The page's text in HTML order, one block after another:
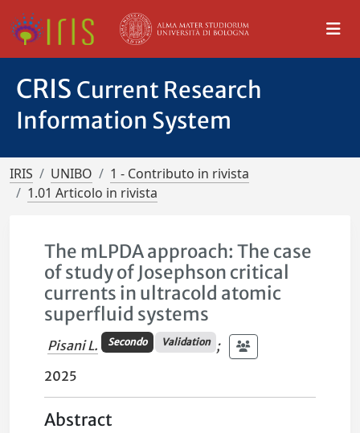
CRIS Current Research
Information System
IRIS UNIBO
1 - Contributo in rivista
1.01 Articolo in rivista
The mLPDA approach: The case
of study of Josephson critical
currents in ultracold atomic
superfluid systems
Pisani L. Secondo Validation ;
2025
Abstract